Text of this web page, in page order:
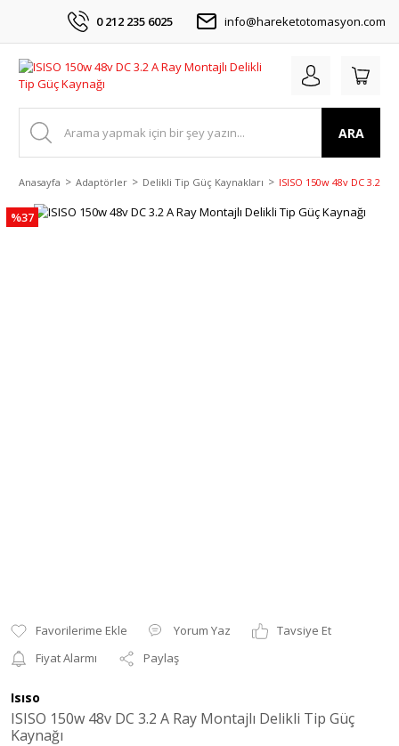
0 212 235 6025 info@hareketotomasyon.com
ARA
Anasayfa Adaptörler Delikli Tip Güç Kaynakları ISISO 150w 48v DC 3.2 A
%37
Yorum Yaz
Tavsiye Et
Fiyat Alarmı
Paylaş
Isıso
ISISO 150w 48v DC 3.2 A Ray Montajlı Delikli Tip Güç
Kaynağı